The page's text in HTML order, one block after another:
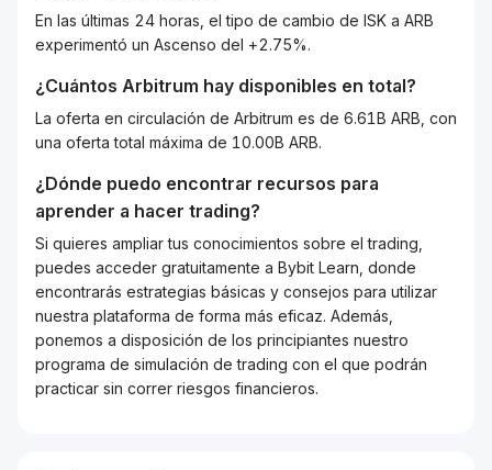
En las últimas 24 horas, el tipo de cambio de ISK a ARB
experimentó un Ascenso del +2.75%.
¿Cuántos Arbitrum hay disponibles en total?
La oferta en circulación de Arbitrum es de 6.61B ARB, con
una oferta total máxima de 10.00B ARB.
¿Dónde puedo encontrar recursos para
aprender a hacer trading?
Si quieres ampliar tus conocimientos sobre el trading,
puedes acceder gratuitamente a Bybit Learn, donde
encontrarás estrategias básicas y consejos para utilizar
nuestra plataforma de forma más eficaz. Además,
ponemos a disposición de los principiantes nuestro
programa de simulación de trading con el que podrán
practicar sin correr riesgos financieros.